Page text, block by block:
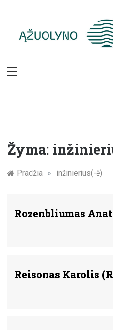
Žyma:
Pradžia » inžinierius(-ė)
Rozenbliumas
Reisonas Karolis